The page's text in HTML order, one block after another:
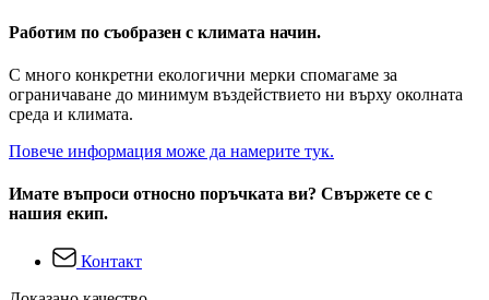
Работим по съобразен с климата начин.
С много конкретни екологични мерки спомагаме за
ограничаване до минимум въздействието ни върху околната
среда и климата.
Повече информация може да намерите тук.
Имате въпроси относно поръчката ви? Свържете се с
нашия екип.
Контакт